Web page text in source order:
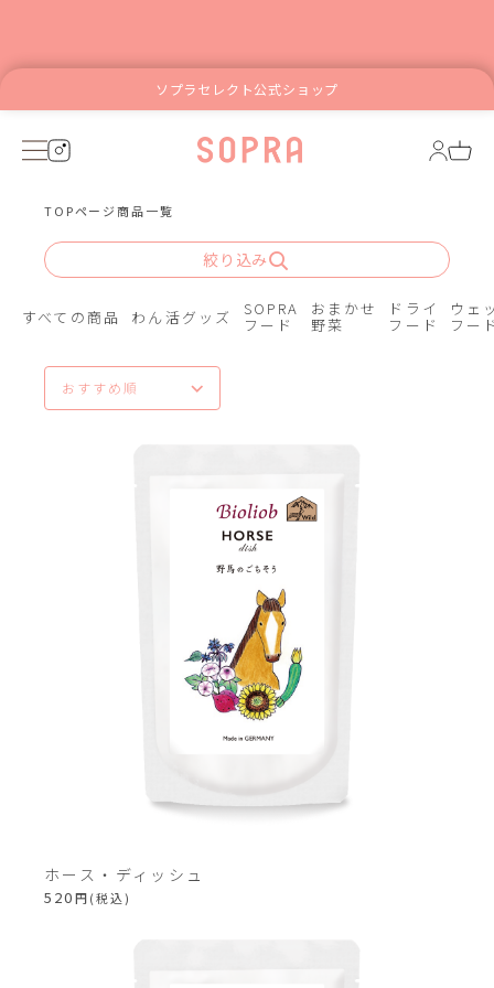
©
SOPRA
ソプラセレクト公式ショップ
TOPページ商品一覧
絞り込み
すべての商品 わん活グッズ SOPRA
フード
おまかせ
野菜
ドライ
フード
ウェ
フー
ホース・ディッシュ
520円(税込)